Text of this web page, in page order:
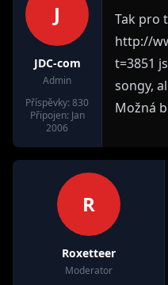
J
JDC-com
Admin
Příspěvky: 830
Připojen: Jan
2006
Tak pro
http://
t=3851
songy,
Možná
R
Roxetteer
Moderator